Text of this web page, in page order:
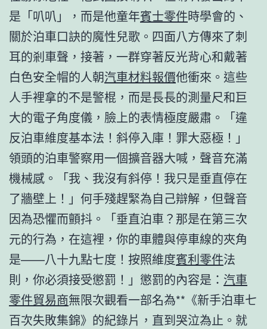
是「叭叭」，而是他童年賓士零件時學會的、
關於泊車口訣的魔性兒歌。四面八方傳來了刺
耳的剎車聲，接著，一群穿著反光背心和戴著
白色安全帽的人朝汽車材料報價他衝來。這些
人手裡拿的不是警棍，而是長長的測量尺和巨
大的電子角度儀，臉上的表情極度嚴肅。「違
反泊車維度基本法！斜停入庫！罪大惡極！」
領頭的泊車警察用一個擴音器大喊，聲音充滿
機械感。「我、我沒有斜停！我只是垂直停在
了牆壁上！」何手殘趕緊為自己辯解，但聲音
因為恐懼而顫抖。「垂直泊車？那是在第三次
元的行為，在這裡，你的車體與停車線的夾角
是——八十九點七度！按照維度賓利零件法
則，你必須接受懲罰！」懲罰的內容是： 汽車
零件貿易商無限次觀看一部名為**《新手泊車七
百次失敗集錦》的紀錄片，直到哭泣為止。就